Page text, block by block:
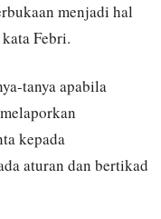
menjadi hal
Febri.
tanya apabila
kepada
aturan dan bertikad